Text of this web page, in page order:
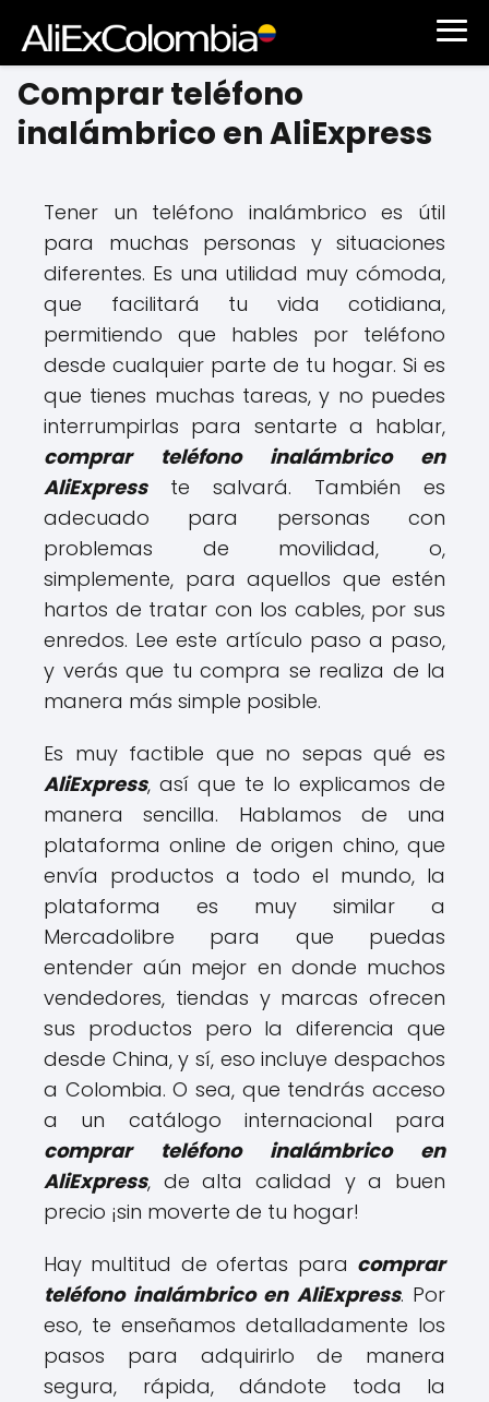
Comprar teléfono
inalámbrico en AliExpress
Tener un teléfono inalámbrico es útil
para muchas personas y situaciones
diferentes. Es una utilidad muy cómoda,
que facilitará tu vida cotidiana,
permitiendo que hables por teléfono
desde cualquier parte de tu hogar. Si es
que tienes muchas tareas, y no puedes
interrumpirlas para sentarte a hablar,
comprar teléfono inalámbrico en
AliExpresste salvará. También es
adecuado para personas con
problemas de movilidad, o,
simplemente, para aquellos que estén
hartos de tratar con los cables, por sus
enredos. Lee este artículo paso a paso,
y verás que tu compra se realiza de la
manera más simple posible.
Es muy factible que no sepas qué es
AliExpress, así que te lo explicamos de
manera sencilla. Hablamos de una
plataforma online de origen chino, que
envía productos a todo el mundo, la
plataforma es muy similar a
Mercadolibre para que puedas
entender aún mejor en donde muchos
vendedores, tiendas y marcas ofrecen
sus productos pero la diferencia que
desde China, y sí, eso incluye despachos
a Colombia. O sea, que tendrás acceso
a un catálogo internacional para
comprar teléfono inalámbrico en
AliExpress, de alta calidad y a buen
precio ¡sin moverte de tu hogar!
Hay multitud de ofertas para comprar
teléfono inalámbrico en AliExpress. Por
eso, te enseñamos detalladamente los
pasos para adquirirlo de manera
segura, rápida, dándote toda la